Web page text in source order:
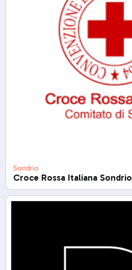
Sondrio
Croce Rossa Italiana Sondrio